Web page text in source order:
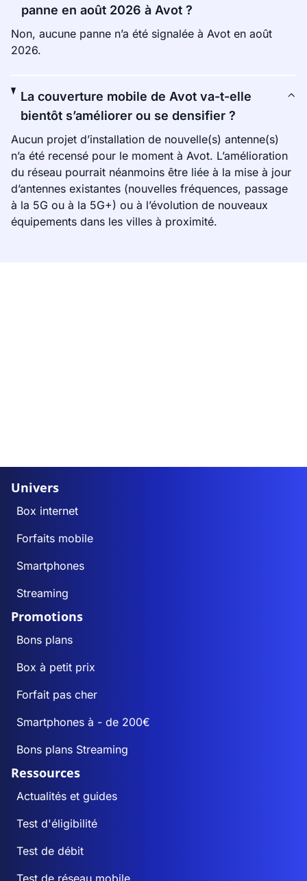
panne en août 2026 à Avot ?
Non, aucune panne n’a été signalée à Avot en août
2026.
La couverture mobile de Avot va-t-elle
bientôt s’améliorer ou se densifier ?
Aucun projet d’installation de nouvelle(s) antenne(s)
n’a été recensé pour le moment à Avot. L’amélioration
du réseau pourrait néanmoins être liée à la mise à jour
d’antennes existantes (nouvelles fréquences, passage
à la 5G ou à la 5G+) ou à l’évolution de nouveaux
équipements dans les villes à proximité.
Univers
Box internet
Forfaits mobile
Smartphones
Streaming
Promotions
Bons plans
Box à petit prix
Forfait pas cher
Smartphones à - de 200€
Bons plans Streaming
Ressources
Actualités et guides
Test d'éligibilité
Test de débit
Test de réseau mobile